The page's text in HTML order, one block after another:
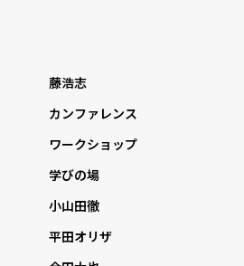
藤浩志
カンファレンス
ワークショップ
学びの場
小山田徹
平田オリザ